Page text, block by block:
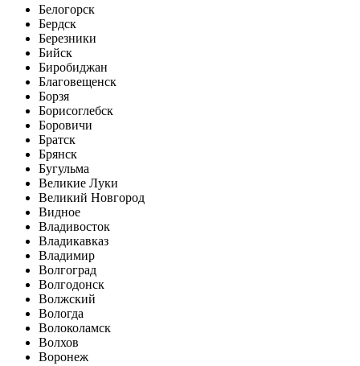
Белогорск
Бердск
Березники
Бийск
Биробиджан
Благовещенск
Борзя
Борисоглебск
Боровичи
Братск
Брянск
Бугульма
Великие Луки
Великий Новгород
Видное
Владивосток
Владикавказ
Владимир
Волгоград
Волгодонск
Волжский
Вологда
Волоколамск
Волхов
Воронеж